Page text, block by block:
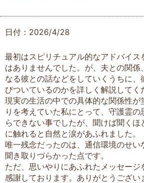
日付：2026/4/28
最初はスピリチュアル的なアドバイス
はありませんでした。が、夫との関係
なる彼との話などをしていくうちに、
びついているのかを詳しく解説してく
現実の生活の中での具体的な関係性が
りを考えていた私にとって、守護霊の
らできない事でしたが、聞けば聞くほ
に触れると自然と涙があふれました。
唯一残念だったのは、通信環境のせい
聞き取りづらかった点です。
ただ、思いやりにあふれたメッセージ
感謝しております。ありがとうござい